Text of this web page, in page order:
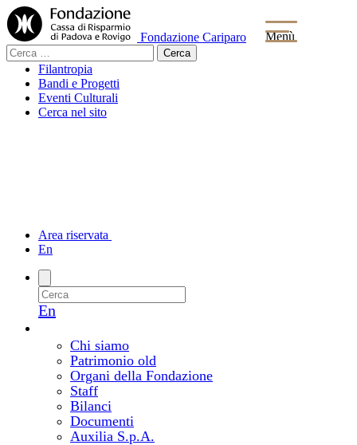
Fondazione Cariparo
Ricerca
per:
Filantropia
Bandi e Progetti
Eventi Culturali
Cerca nel sito
Area riservata
En
Menù
En
Chi siamo
Patrimonio old
Organi della Fondazione
Staff
Bilanci
Documenti
Auxilia S.p.A.